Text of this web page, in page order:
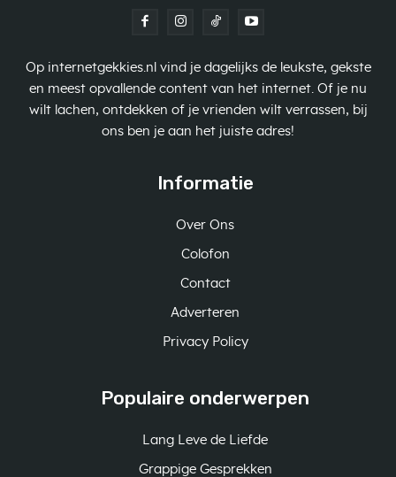
Op internetgekkies.nl vind je dagelijks de leukste, gekste
en meest opvallende content van het internet. Of je nu
wilt lachen, ontdekken of je vrienden wilt verrassen, bij
ons ben je aan het juiste adres!
Informatie
Over Ons
Colofon
Contact
Adverteren
Privacy Policy
Populaire onderwerpen
Lang Leve de Liefde
Grappige Gesprekken